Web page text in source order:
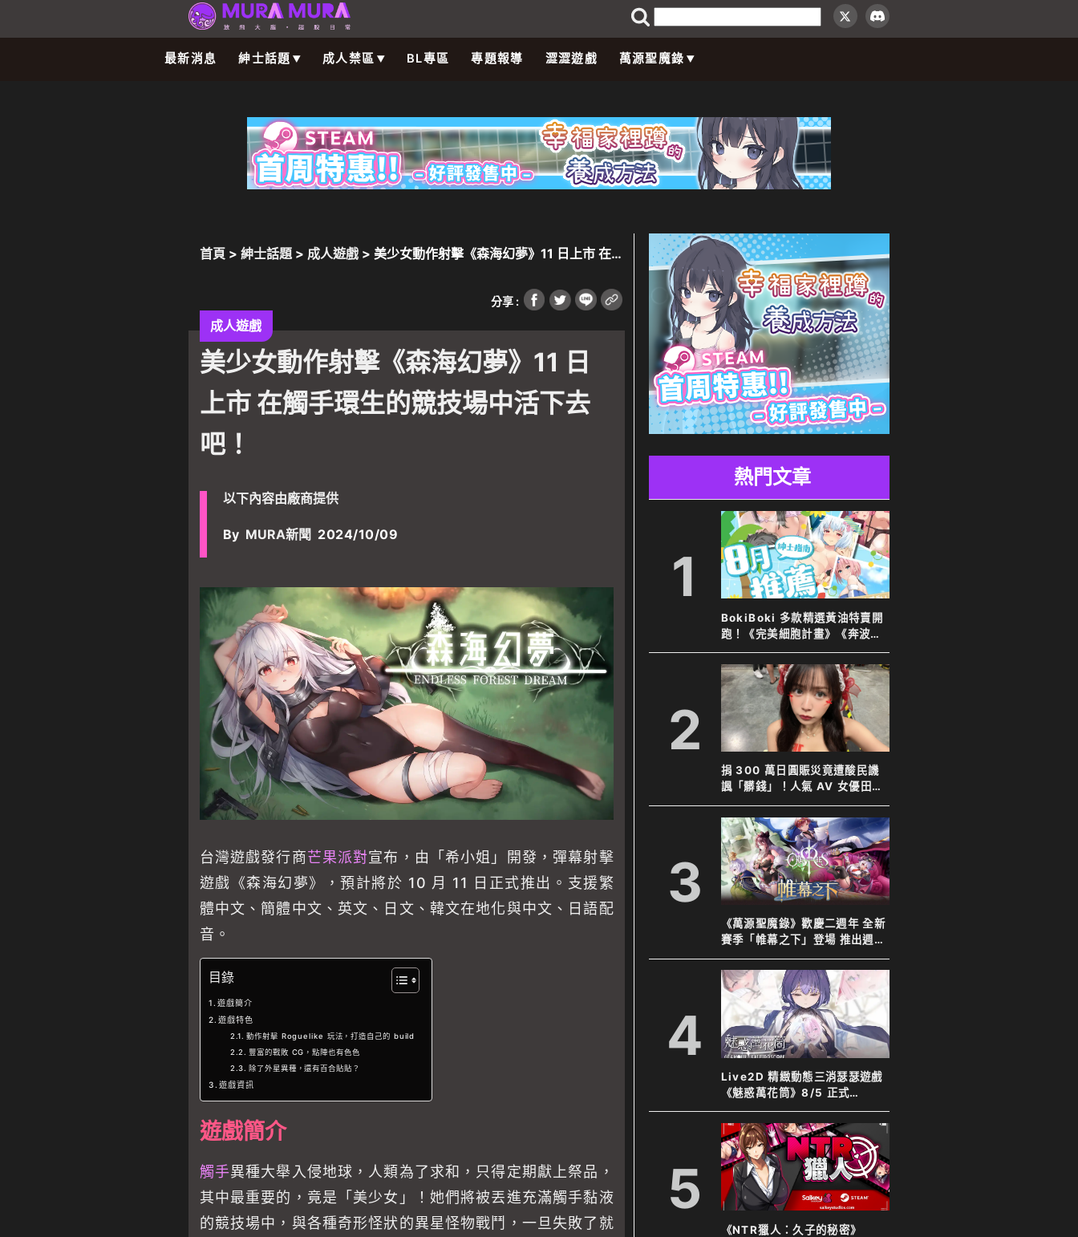
最新消息 紳士話題 成人禁區 BL專區 專題報導 澀澀遊戲 萬源聖魔錄
首頁 > 紳士話題> 成人遊戲> 美少女動作射擊《森海幻夢》11 日上市 在觸
分享 :
成人遊戲
美少女動作射擊《森海幻夢》11 日
上市 在觸手環生的競技場中活下去
吧！
以下內容由廠商提供
By MURA新聞 2024/10/09
台灣遊戲發行商芒果派對宣布，由「希小姐」開發，彈幕射擊
遊戲《森海幻夢》，預計將於 10 月 11 日正式推出。支援繁
體中文、簡體中文、英文、日文、韓文在地化與中文、日語配
音。
目錄
遊戲簡介
遊戲特色
動作射擊 Roguelike 玩法，打造自己的 build
豐富的戰敗 CG，點陣也有色色
除了外星異種，還有百合貼貼？
遊戲資訊
遊戲簡介
觸手異種大舉入侵地球，人類為了求和，只得定期獻上祭品，
其中最重要的，竟是「美少女」！她們將被丟進充滿觸手黏液
的競技場中，與各種奇形怪狀的異星怪物戰鬥，一旦失敗了就
熱門文章
1
BokiBoki 多款精選黃油特賣開
跑！《完美細胞計畫》《奔波的
綾子小姐》等新舊作下殺７８
折！
2
捐 300 萬日圓賑災竟遭酸民譏
諷「髒錢」！人氣 AV 女優田野
憂霸氣反擊表示善意不分貴賤
3
《萬源聖魔錄》歡慶二週年 全新
賽季「帷幕之下」登場 推出週年
特別活動以及限定英雄「上官靖
兒」
4
Live2D 精緻動態三消瑟瑟遊戲
《魅惑萬花筒》8/5 正式
Steam 發售！
5
《NTR獵人：久子的秘密》